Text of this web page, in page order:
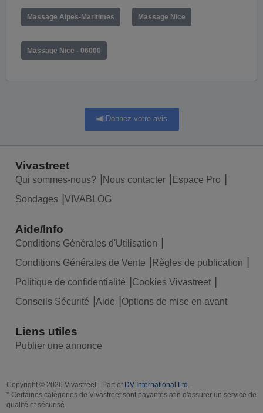
Massage Alpes-Maritimes Massage Nice
Massage Nice - 06000
Donnez votre avis
Vivastreet
Qui sommes-nous? Nous contacter
Espace Pro
Sondages
VIVABLOG
Aide/Info
Conditions Générales d'Utilisation
Conditions Générales de Vente
Règles de publication
Politique de confidentialité
Cookies Vivastreet
Conseils Sécurité
Aide Options de mise en avant
Liens utiles
Publier une annonce
Copyright © 2026 Vivastreet - Part of DV International Ltd .
* Certaines catégories de Vivastreet sont payantes afin d'assurer un service de
qualité et sécurisé.